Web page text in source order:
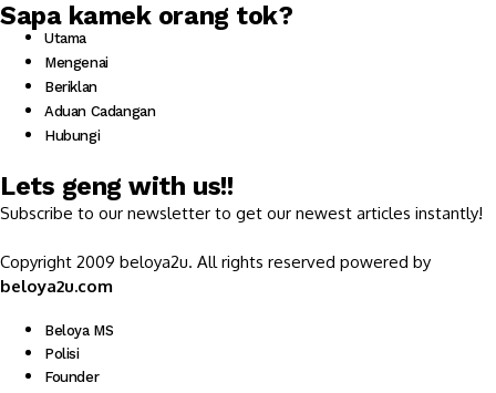
Sapa kamek orang tok?
Utama
Mengenai
Beriklan
Aduan Cadangan
Hubungi
Lets geng with us!!
Subscribe to our newsletter to get our newest articles instantly!
Copyright 2009 beloya2u. All rights reserved powered by
beloya2u.com
Beloya MS
Polisi
Founder